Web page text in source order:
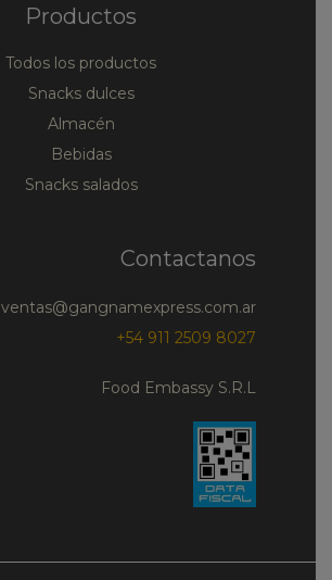
Productos
Todos los productos
Snacks dulces
Almacén
Bebidas
Snacks salados
Contactanos
ventas@gangnamexpress.com.ar
+54 911 2509 8027
Food Embassy S.R.L